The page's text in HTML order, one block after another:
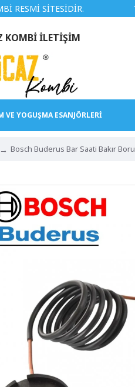
KOMBİ İLETİŞİM
VE YOGUŞMA ESANJÖRLERİ
Bosch Buderus Bar Saati Bakır